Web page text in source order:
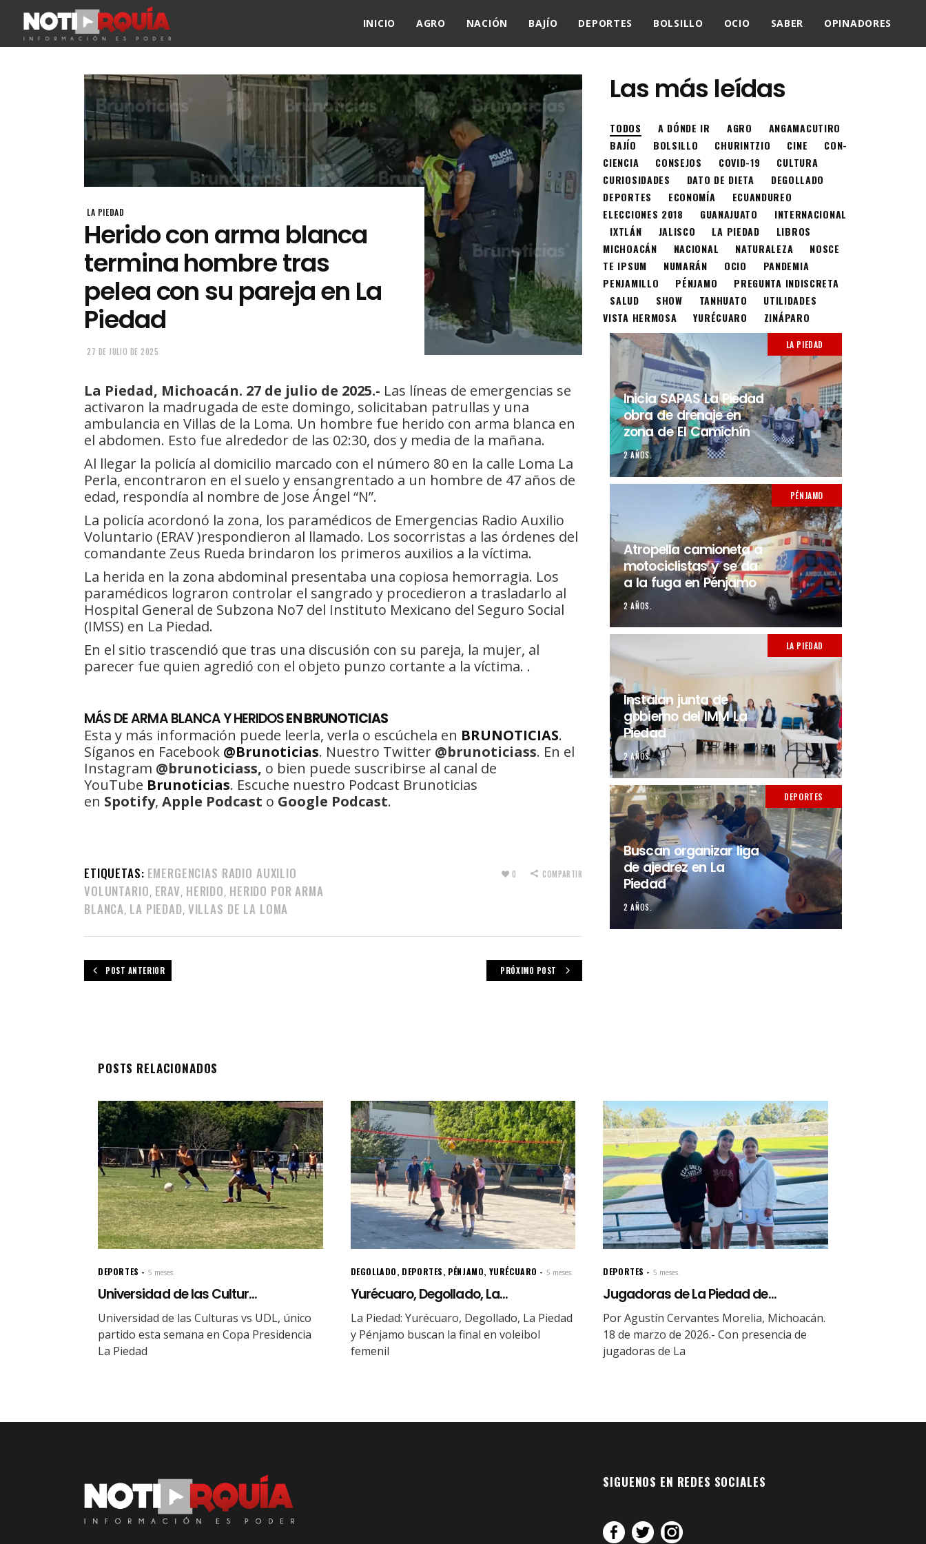
INICIO AGRO NACIÓN BAJÍO DEPORTES BOLSILLO OCIO SABER OPINADORES
LA PIEDAD
Herido con arma blanca
termina hombre tras
pelea con su pareja en La
Piedad
27 DE JULIO DE 2025
La Piedad, Michoacán. 27 de julio de 2025.- Las líneas de emergencias se
activaron la madrugada de este domingo, solicitaban patrullas y una
ambulancia en Villas de la Loma. Un hombre fue herido con arma blanca en
el abdomen. Esto fue alrededor de las 02:30, dos y media de la mañana.
Al llegar la policía al domicilio marcado con el número 80 en la calle Loma La
Perla, encontraron en el suelo y ensangrentado a un hombre de 47 años de
edad, respondía al nombre de Jose Ángel “N”.
La policía acordonó la zona, los paramédicos de Emergencias Radio Auxilio
Voluntario (ERAV )respondieron al llamado. Los socorristas a las órdenes del
comandante Zeus Rueda brindaron los primeros auxilios a la víctima.
La herida en la zona abdominal presentaba una copiosa hemorragia. Los
paramédicos lograron controlar el sangrado y procedieron a trasladarlo al
Hospital General de Subzona No7 del Instituto Mexicano del Seguro Social
(IMSS) en La Piedad.
En el sitio trascendió que tras una discusión con su pareja, la mujer, al
parecer fue quien agredió con el objeto punzo cortante a la víctima. .
MÁS DE ARMA BLANCA Y HERIDOSEN BRUNOTICIAS
Esta y más información puede leerla, verla o escúchela en BRUNOTICIAS.
Síganos en Facebook @Brunoticias. Nuestro Twitter @brunoticiass. En el
Instagram @brunoticiass, o bien puede suscribirse al canal de
YouTube Brunoticias. Escuche nuestro Podcast Brunoticias
en Spotify, Apple Podcast o Google Podcast.
ETIQUETAS: EMERGENCIAS RADIO AUXILIO
VOLUNTARIO, ERAV, HERIDO, HERIDO POR ARMA
BLANCA, LA PIEDAD, VILLAS DE LA LOMA
0 COMPARTIR
POST ANTERIOR PRÓXIMO POST
Las más leídas
TODOS A DÓNDE IR AGRO
ANGAMACUTIRO
BAJÍO
BOLSILLO CHURINTZIO CINE
CON-
CIENCIA
CONSEJOS COVID-19
CULTURA
CURIOSIDADES
DATO DE DIETA
DEGOLLADO
DEPORTES
ECONOMÍA
ECUANDUREO
ELECCIONES 2018
GUANAJUATO
INTERNACIONAL
IXTLÁN
JALISCO LA PIEDAD
LIBROS
MICHOACÁN
NACIONAL NATURALEZA
NOSCE
TE IPSUM
NUMARÁN OCIO
PANDEMIA
PENJAMILLO
PÉNJAMO
PREGUNTA INDISCRETA
SALUD
SHOW TANHUATO
UTILIDADES
VISTA HERMOSA
YURÉCUARO ZINÁPARO
LA PIEDAD
Inicia SAPAS La Piedad
obra de drenaje en
zona de El Camichín
2 AÑOS.
PÉNJAMO
Atropella camioneta a
motociclistas y se da
a la fuga en Pénjamo
2 AÑOS.
LA PIEDAD
Instalan junta de
gobierno del IMM La
Piedad
2 AÑOS.
DEPORTES
Buscan organizar liga
de ajedrez en La
Piedad
2 AÑOS.
POSTS RELACIONADOS
DEPORTES 5 meses.
Universidad de las Cultur...
Universidad de las Culturas vs UDL, único
partido esta semana en Copa Presidencia
La Piedad
DEGOLLADO, DEPORTES, PÉNJAMO, YURÉCUARO 5 meses.
Yurécuaro, Degollado, La...
La Piedad: Yurécuaro, Degollado, La Piedad
y Pénjamo buscan la final en voleibol
femenil
DEPORTES 5 meses.
Jugadoras de La Piedad de...
Por Agustín Cervantes Morelia, Michoacán.
18 de marzo de 2026.- Con presencia de
jugadoras de La
SIGUENOS EN REDES SOCIALES